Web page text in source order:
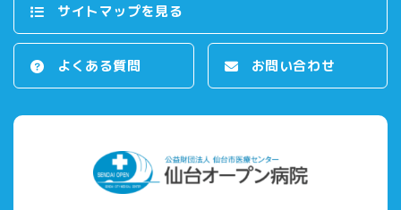
サイトマップを⾒る
よくある質問 お問い合わせ